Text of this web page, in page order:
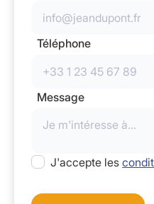
Téléphone
Message
J'accepte les